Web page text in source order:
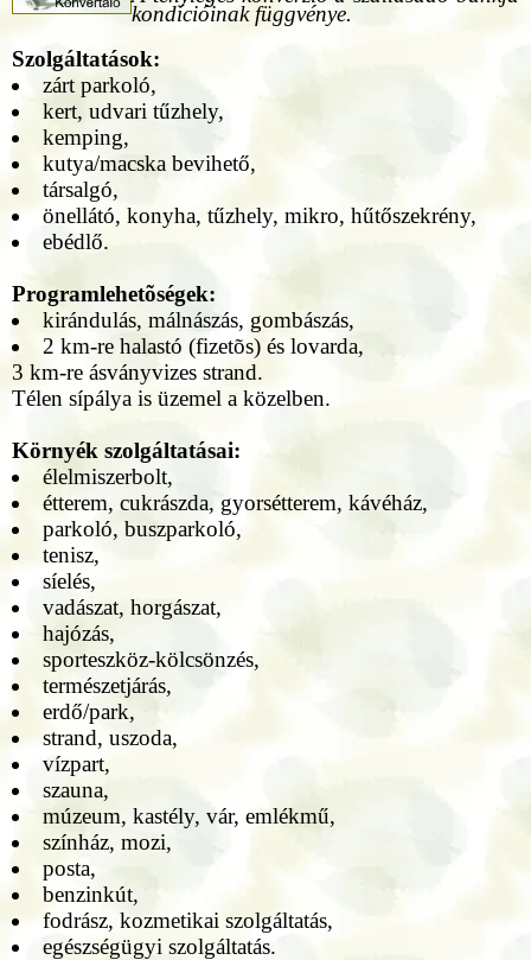
kondícióinak függvénye.
Szolgáltatások:
zárt parkoló,
kert, udvari tűzhely,
kemping,
kutya/macska bevihető,
társalgó,
önellátó, konyha, tűzhely, mikro, hűtőszekrény,
ebédlő.
Programlehetõségek:
kirándulás, málnászás, gombászás,
2 km-re halastó (fizetõs) és lovarda,
3 km-re ásványvizes strand.
Télen sípálya is üzemel a közelben.
Környék szolgáltatásai:
élelmiszerbolt,
étterem, cukrászda, gyorsétterem, kávéház,
parkoló, buszparkoló,
tenisz,
síelés,
vadászat, horgászat,
hajózás,
sporteszköz-kölcsönzés,
természetjárás,
erdő/park,
strand, uszoda,
vízpart,
szauna,
múzeum, kastély, vár, emlékmű,
színház, mozi,
posta,
benzinkút,
fodrász, kozmetikai szolgáltatás,
egészségügyi szolgáltatás.